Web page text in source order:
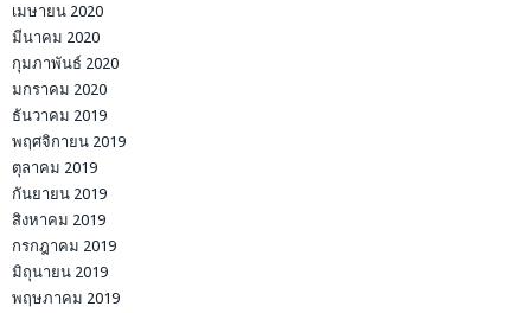
เมษายน 2020
มีนาคม 2020
กุมภาพันธ์ 2020
มกราคม 2020
ธันวาคม 2019
พฤศจิกายน 2019
ตุลาคม 2019
กันยายน 2019
สิงหาคม 2019
กรกฎาคม 2019
มิถุนายน 2019
พฤษภาคม 2019